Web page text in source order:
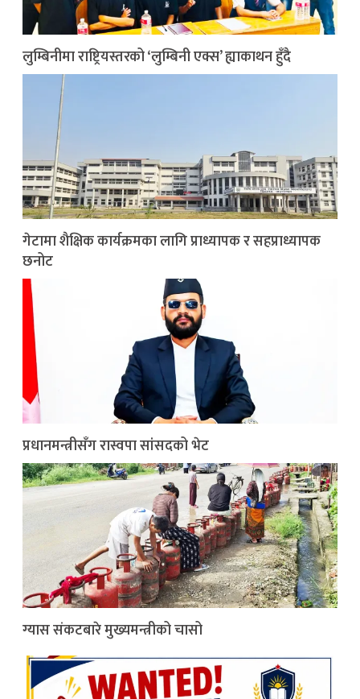
लुम्बिनीमा राष्ट्रियस्तरको ‘लुम्बिनी एक्स’ ह्याकाथन हुँदै
गेटामा शैक्षिक कार्यक्रमका लागि प्राध्यापक र सहप्राध्यापक
छनोट
प्रधानमन्त्रीसँग रास्वपा सांसदको भेट
ग्यास संकटबारे मुख्यमन्त्रीको चासो